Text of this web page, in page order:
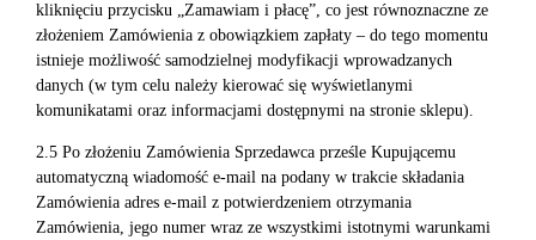
kliknięciu przycisku „Zamawiam i płacę”, co jest równoznaczne ze
złożeniem Zamówienia z obowiązkiem zapłaty – do tego momentu
istnieje możliwość samodzielnej modyfikacji wprowadzanych
danych (w tym celu należy kierować się wyświetlanymi
komunikatami oraz informacjami dostępnymi na stronie sklepu).
2.5 Po złożeniu Zamówienia Sprzedawca prześle Kupującemu
automatyczną wiadomość e-mail na podany w trakcie składania
Zamówienia adres e-mail z potwierdzeniem otrzymania
Zamówienia, jego numer wraz ze wszystkimi istotnymi warunkami